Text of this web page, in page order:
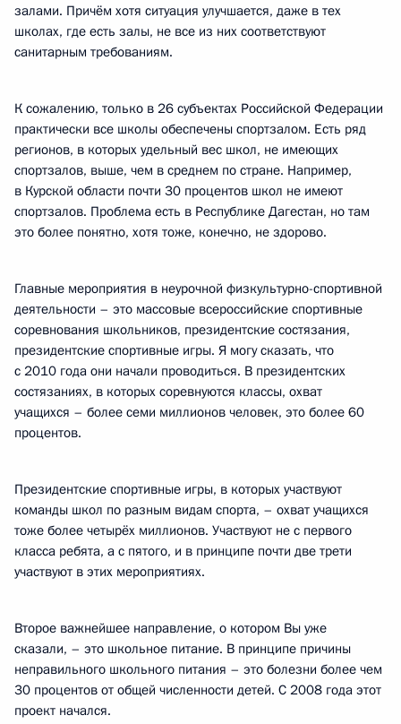
залами. Причём хотя ситуация улучшается, даже в тех
школах, где есть залы, не все из них соответствуют
санитарным требованиям.
К сожалению, только в 26 субъектах Российской Федерации
практически все школы обеспечены спортзалом. Есть ряд
регионов, в которых удельный вес школ, не имеющих
спортзалов, выше, чем в среднем по стране. Например,
в Курской области почти 30 процентов школ не имеют
спортзалов. Проблема есть в Республике Дагестан, но там
это более понятно, хотя тоже, конечно, не здорово.
Главные мероприятия в неурочной физкультурно-спортивной
деятельности – это массовые всероссийские спортивные
соревнования школьников, президентские состязания,
президентские спортивные игры. Я могу сказать, что
с 2010 года они начали проводиться. В президентских
состязаниях, в которых соревнуются классы, охват
учащихся – более семи миллионов человек, это более 60
процентов.
Президентские спортивные игры, в которых участвуют
команды школ по разным видам спорта, – охват учащихся
тоже более четырёх миллионов. Участвуют не с первого
класса ребята, а с пятого, и в принципе почти две трети
участвуют в этих мероприятиях.
Второе важнейшее направление, о котором Вы уже
сказали, – это школьное питание. В принципе причины
неправильного школьного питания – это болезни более чем
30 процентов от общей численности детей. С 2008 года этот
проект начался.